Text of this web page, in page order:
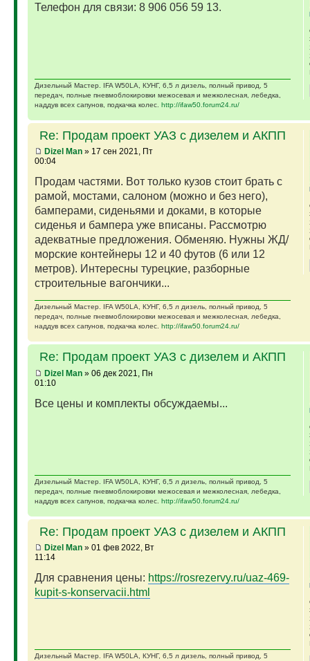
Телефон для связи: 8 906 056 59 13.
Дизельный Мастер. IFA W50LA, КУНГ, 6,5 л дизель, полный привод, 5
передач, полные пневмоблокировки межосевая и межколесная, лебедка,
наддув всех сапунов, подкачка колес. http://ifaw50.forum24.ru/
Re: Продам проект УАЗ с дизелем и АКПП
Dizel Man» 17 сен 2021, Пт
00:04
Продам частями. Вот только кузов стоит брать с
рамой, мостами, салоном (можно и без него),
бамперами, сиденьями и доками, в которые
сиденья и бампера уже вписаны. Рассмотрю
адекватные предложения. Обменяю. Нужны ЖД/
морские контейнеры 12 и 40 футов (6 или 12
метров). Интересны турецкие, разборные
строительные вагончики...
Дизельный Мастер. IFA W50LA, КУНГ, 6,5 л дизель, полный привод, 5
передач, полные пневмоблокировки межосевая и межколесная, лебедка,
наддув всех сапунов, подкачка колес. http://ifaw50.forum24.ru/
Re: Продам проект УАЗ с дизелем и АКПП
Dizel Man» 06 дек 2021, Пн
01:10
Все цены и комплекты обсуждаемы...
Дизельный Мастер. IFA W50LA, КУНГ, 6,5 л дизель, полный привод, 5
передач, полные пневмоблокировки межосевая и межколесная, лебедка,
наддув всех сапунов, подкачка колес. http://ifaw50.forum24.ru/
Re: Продам проект УАЗ с дизелем и АКПП
Dizel Man» 01 фев 2022, Вт
11:14
Для сравнения цены: https://rosrezervy.ru/uaz-469-
kupit-s-konservacii.html
Дизельный Мастер. IFA W50LA, КУНГ, 6,5 л дизель, полный привод, 5